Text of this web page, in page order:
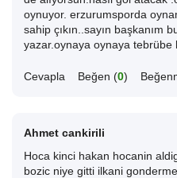
oynuyor. erzurumsporda
sahip çıkın..sayın başkanım
yazar.oynaya oynaya tebrübe
Cevapla Beğen (0)
Ahmet cankirili
Hoca kinci hakan hocanin
bozic niye gitti ilkani